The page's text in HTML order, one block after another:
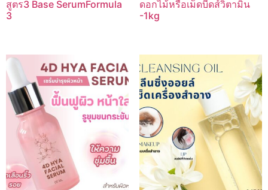
สูตร3 Base SerumFormula
3
ดอกไม้หรือเม็ดบีดส์วิตามิน
-1kg